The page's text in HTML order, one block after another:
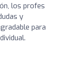
los profes
y
para